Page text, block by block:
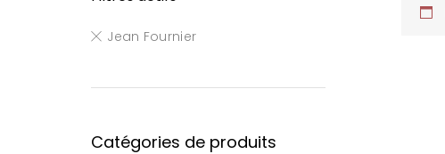
Jean Fournier
Catégories de produits